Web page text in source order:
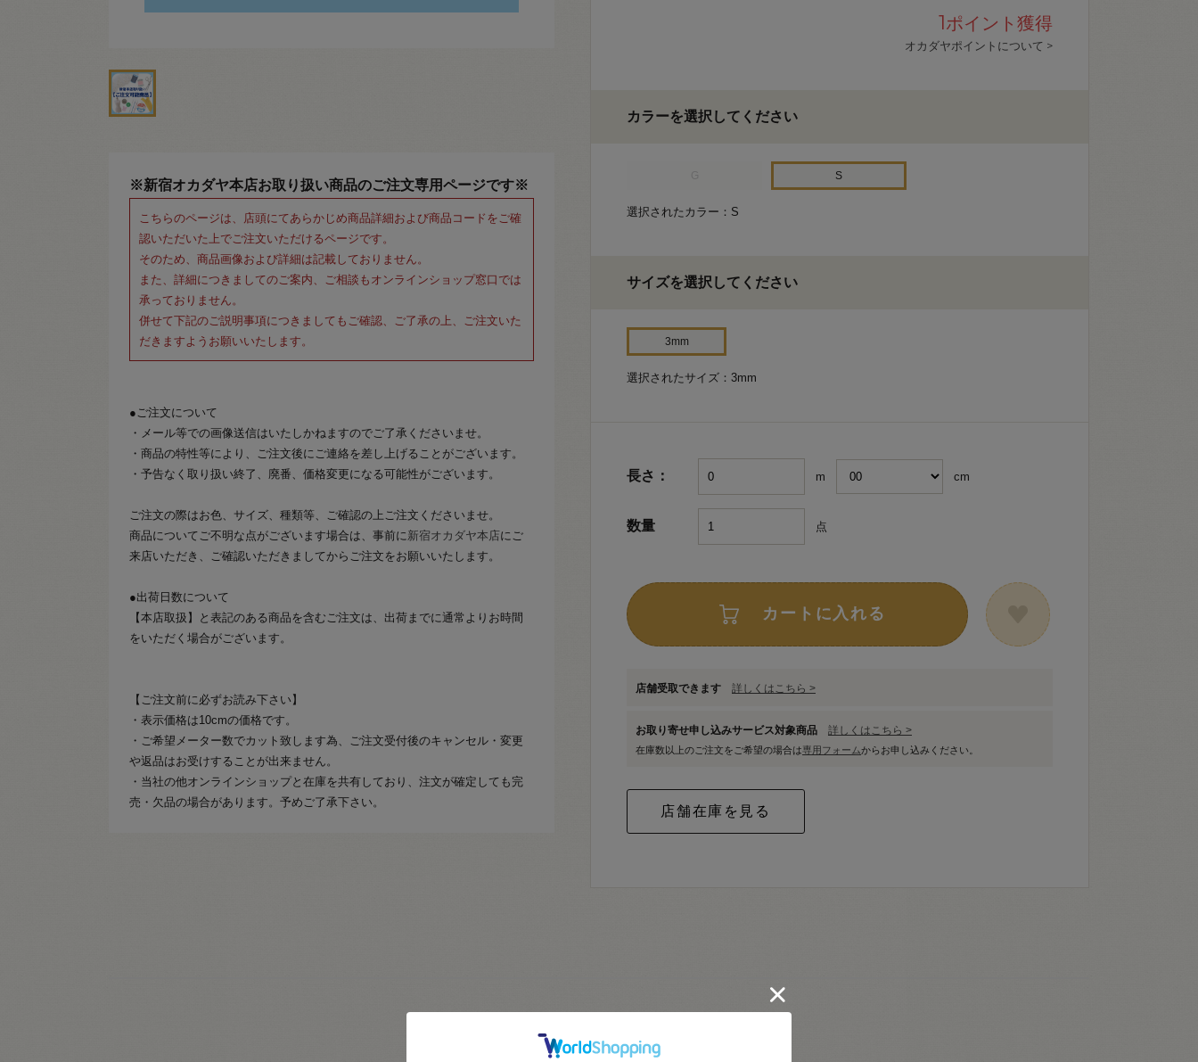
※新宿オカダヤ本店お取り扱い商品のご注文専用ページです※
こちらのページは、店頭にてあらかじめ商品詳細および商品コードをご確
認いただいた上でご注文いただけるページです。
そのため、商品画像および詳細は記載しておりません。
また、詳細につきましてのご案内、ご相談もオンラインショップ窓口では
承っておりません。
併せて下記のご説明事項につきましてもご確認、ご了承の上、ご注文いた
だきますようお願いいたします。
●ご注文について
・メール等での画像送信はいたしかねますのでご了承くださいませ。
・商品の特性等により、ご注文後にご連絡を差し上げることがございます。
・予告なく取り扱い終了、廃番、価格変更になる可能性がございます。
ご注文の際はお色、サイズ、種類等、ご確認の上ご注文くださいませ。
商品についてご不明な点がございます場合は、事前に 新宿オカダヤ本店にご
来店いただき、ご確認いただきましてからご注文をお願いいたします。
●出荷日数について
【本店取扱】と表記のある商品を含むご注文は、出荷までに通常よりお時間
をいただく場合がございます。
【ご注文前に必ずお読み下さい】
・表示価格は10cmの価格です。
・ご希望メーター数でカット致します為、ご注文受付後のキャンセル・変更
や返品はお受けすることが出来ません。
・当社の他オンラインショップと在庫を共有しており、注文が確定しても完
売・欠品の場合があります。予めご了承下さい。
1ポイント獲得
オカダヤポイントについて >
カラーを選択してください
S
選択されたカラー：S
サイズを選択してください
3mm
選択されたサイズ：3mm
長さ： m cm
数量 点
カートに入れる
店舗受取できます 詳しくはこちら >
お取り寄せ申し込みサービス対象商品 詳しくはこちら >
在庫数以上のご注文をご希望の場合は専用フォームからお申し込みください。